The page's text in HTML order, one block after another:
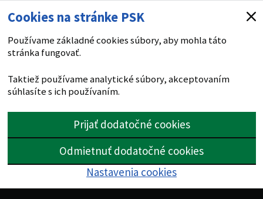
Cookies na stránke PSK
Používame základné cookies súbory, aby mohla táto
stránka fungovať.
Taktiež používame analytické súbory, akceptovaním
súhlasíte s ich používaním.
Prijať dodatočné cookies
Odmietnuť dodatočné cookies
Nastavenia cookies